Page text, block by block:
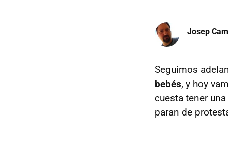
Josep
Seguimos
bebés, y hoy
cuesta tener
paran de